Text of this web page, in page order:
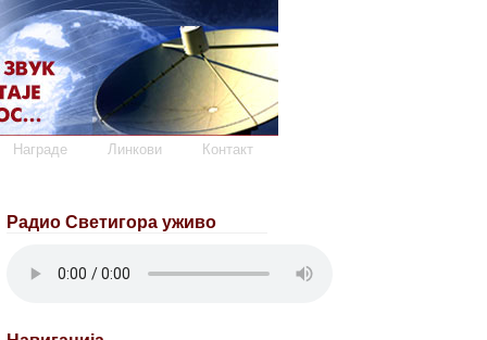
Награде Линкови Контакт
Радио Светигора уживо